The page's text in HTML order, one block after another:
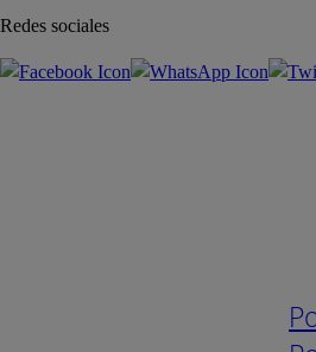
Redes sociales